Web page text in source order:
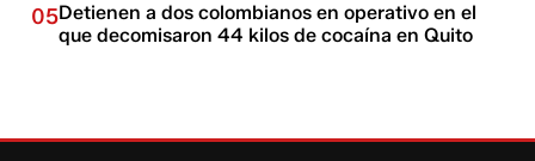
05Detienen a dos colombianos en operativo en el
que decomisaron 44 kilos de cocaína en Quito